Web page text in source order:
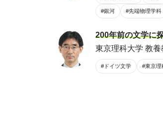
#銀河 #先端物理学科
200年前の文学に
東京理科大学 教
#ドイツ文学 #東京理